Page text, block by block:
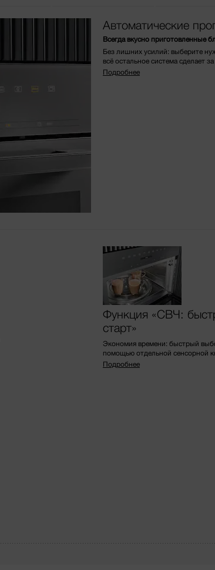
Автоматические
Всегда вкусно приготовленные
Без лишних усилий: выберите
всё остальное система сделает за
Подробнее
Функция «СВЧ:
старт»
Экономия времени: быстрый
помощью отдельной сенсорной
Подробнее